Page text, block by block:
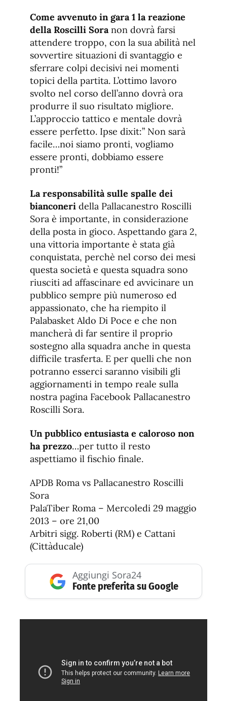
Come avvenuto in gara 1 la reazione
della Roscilli Soranon dovrà farsi
attendere troppo, con la sua abilità nel
sovvertire situazioni di svantaggio e
sferrare colpi decisivi nei momenti
topici della partita. L’ottimo lavoro
svolto nel corso dell’anno dovrà ora
produrre il suo risultato migliore.
L’approccio tattico e mentale dovrà
essere perfetto. Ipse dixit:” Non sarà
facile…noi siamo pronti, vogliamo
essere pronti, dobbiamo essere
pronti!”
La responsabilità sulle spalle dei
bianconeri della Pallacanestro Roscilli
Sora è importante, in considerazione
della posta in gioco. Aspettando gara 2,
una vittoria importante è stata già
conquistata, perchè nel corso dei mesi
questa società e questa squadra sono
riusciti ad affascinare ed avvicinare un
pubblico sempre più numeroso ed
appassionato, che ha riempito il
Palabasket Aldo Di Poce e che non
mancherà di far sentire il proprio
sostegno alla squadra anche in questa
difficile trasferta. E per quelli che non
potranno esserci saranno visibili gli
aggiornamenti in tempo reale sulla
nostra pagina Facebook Pallacanestro
Roscilli Sora.
Un pubblico entusiasta e caloroso non
ha prezzo…per tutto il resto
aspettiamo il fischio finale.
APDB Roma vs Pallacanestro Roscilli
Sora
PalaTiber Roma – Mercoledi 29 maggio
2013 – ore 21,00
Arbitri sigg. Roberti (RM) e Cattani
(Cittàducale)
Aggiungi Sora24
Fonte preferita su Google